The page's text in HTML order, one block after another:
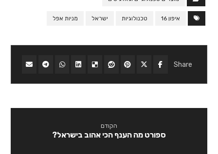
איפון 16 טכנולוגיות ישראל מניות אפל
הקודם
ספורט מה הענף הכי אהוב בישראל?